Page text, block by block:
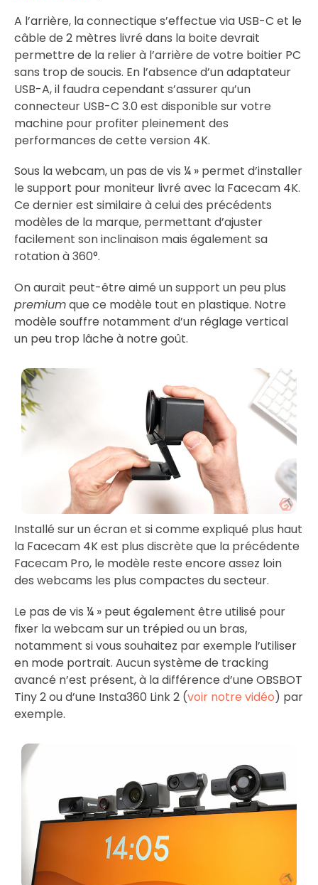
A l’arrière, la connectique s’effectue via USB-C et le
câble de 2 mètres livré dans la boite devrait
permettre de la relier à l’arrière de votre boitier PC
sans trop de soucis. En l’absence d’un adaptateur
USB-A, il faudra cependant s’assurer qu’un
connecteur USB-C 3.0 est disponible sur votre
machine pour profiter pleinement des
performances de cette version 4K.
Sous la webcam, un pas de vis ¼ » permet d’installer
le support pour moniteur livré avec la Facecam 4K.
Ce dernier est similaire à celui des précédents
modèles de la marque, permettant d’ajuster
facilement son inclinaison mais également sa
rotation à 360°.
On aurait peut-être aimé un support un peu plus
premiumque ce modèle tout en plastique. Notre
modèle souffre notamment d’un réglage vertical
un peu trop lâche à notre goût.
Installé sur un écran et si comme expliqué plus haut
la Facecam 4K est plus discrète que la précédente
Facecam Pro, le modèle reste encore assez loin
des webcams les plus compactes du secteur.
Le pas de vis ¼ » peut également être utilisé pour
fixer la webcam sur un trépied ou un bras,
notamment si vous souhaitez par exemple l’utiliser
en mode portrait. Aucun système de tracking
avancé n’est présent, à la différence d’une OBSBOT
Tiny 2 ou d’une Insta360 Link 2 (voir notre vidéo) par
exemple.